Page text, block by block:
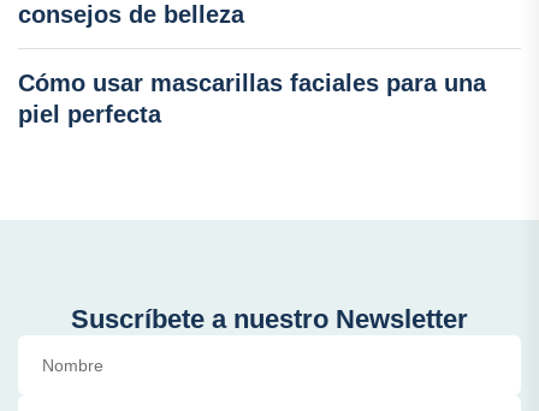
consejos de belleza
Cómo usar mascarillas faciales para una
piel perfecta
Suscríbete a nuestro Newsletter